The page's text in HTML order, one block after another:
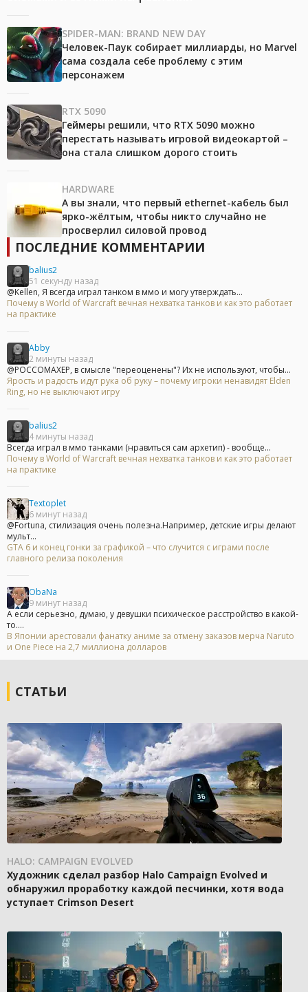
SPIDER-MAN: BRAND NEW DAY
Человек-Паук собирает миллиарды, но Marvel
сама создала себе проблему с этим
персонажем
RTX 5090
Геймеры решили, что RTX 5090 можно
перестать называть игровой видеокартой –
она стала слишком дорого стоить
HARDWARE
А вы знали, что первый ethernet-кабель был
ярко-жёлтым, чтобы никто случайно не
просверлил силовой провод
ПОСЛЕДНИЕ КОММЕНТАРИИ
balius2
51 секунду назад
@Kellen, Я всегда играл танком в ммо и могу утверждать...
Почему в World of Warcraft вечная нехватка танков и как это работает
на практике
Abby
2 минуты назад
@POCCOMAXEP, в смысле "переоценены"? Их не используют, чтобы...
Ярость и радость идут рука об руку – почему игроки ненавидят Elden
Ring, но не выключают игру
balius2
4 минуты назад
Всегда играл в ммо танками (нравиться сам архетип) - вообще...
Почему в World of Warcraft вечная нехватка танков и как это работает
на практике
Textoplet
6 минут назад
@Fortuna, стилизация очень полезна.Например, детские игры делают
мульт...
GTA 6 и конец гонки за графикой – что случится с играми после
главного релиза поколения
ObaNa
9 минут назад
А если серьезно, думаю, у девушки психическое расстройство в какой-
то....
В Японии арестовали фанатку аниме за отмену заказов мерча Naruto
и One Piece на 2,7 миллиона долларов
СТАТЬИ
HALO: CAMPAIGN EVOLVED
Художник сделал разбор Halo Campaign Evolved и
обнаружил проработку каждой песчинки, хотя вода
уступает Crimson Desert